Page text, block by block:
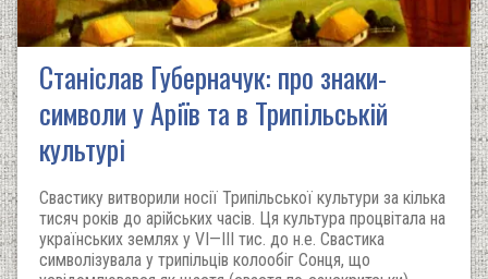
Станіслав Губерначук: про знаки-
символи у Аріїв та в Трипільській
культурі
Свастику витворили носії Трипільської культури за кілька
тисяч років до арійських часів. Ця культура процвітала на
українських землях у VІ—ІІІ тис. до н.е. Свастика
символізувала у трипільців колообіг Сонця, що